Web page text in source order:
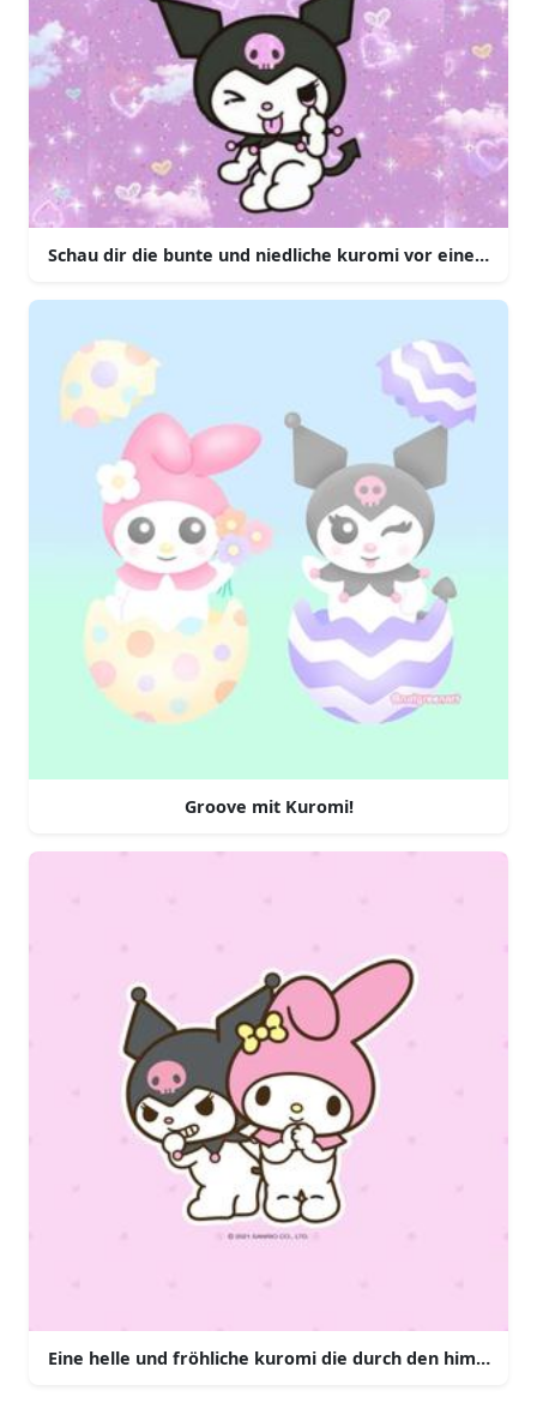
Schau dir die bunte und niedliche kuromi vor einem
Groove mit Kuromi!
Eine helle und fröhliche kuromi die durch den himmel